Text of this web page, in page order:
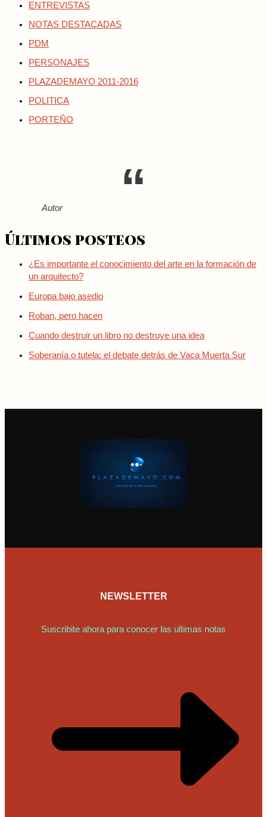
ENTREVISTAS
NOTAS DESTACADAS
PDM
PERSONAJES
PLAZADEMAYO 2011-2016
POLITICA
PORTEÑO
Autor
Últimos posteos
¿Es importante el conocimiento del arte en la formación de
un arquitecto?
Europa bajo asedio
Roban, pero hacen
Cuando destruir un libro no destruye una idea
Soberanía o tutela: el debate detrás de Vaca Muerta Sur
NEWSLETTER
Suscribite ahora para conocer las ultimas notas